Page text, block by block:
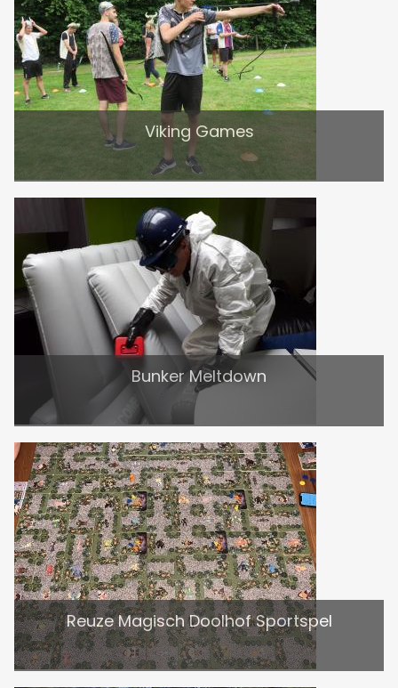
Viking Games
Bunker Meltdown
Reuze Magisch Doolhof Sportspel